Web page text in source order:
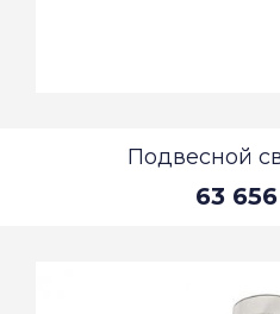
Подвесной
63